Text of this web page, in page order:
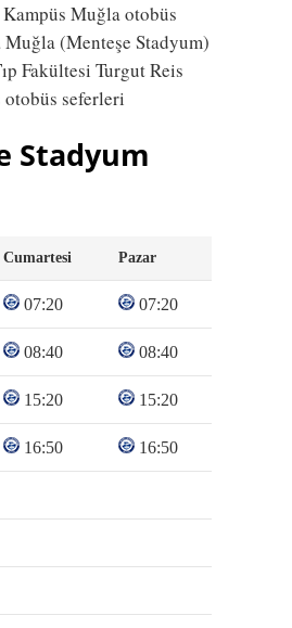
Muğla otobüs
(Menteşe Stadyum)
Fakültesi Turgut Reis
seferleri
Stadyum
Cumartesi Pazar
07:20 07:20
08:40 08:40
15:20 15:20
16:50 16:50